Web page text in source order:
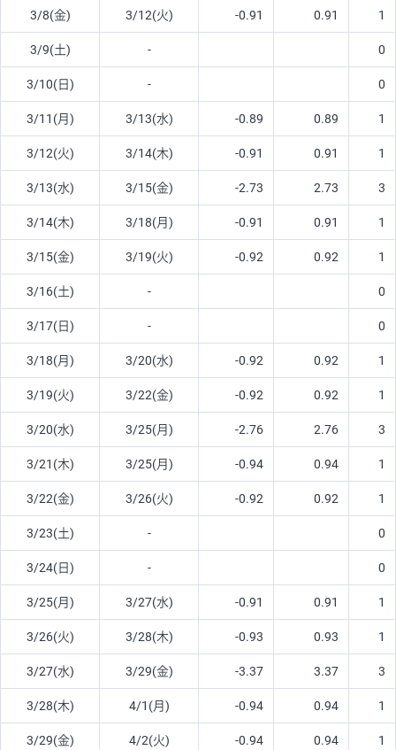
3/8(金) 3/12(火) -0.91 0.91 1
3/9(土) - 0
3/10(日) - 0
3/11(月) 3/13(水) -0.89 0.89 1
3/12(火) 3/14(木) -0.91 0.91 1
3/13(水) 3/15(金) -2.73 2.73 3
3/14(木) 3/18(月) -0.91 0.91 1
3/15(金) 3/19(火) -0.92 0.92 1
3/16(土) - 0
3/17(日) - 0
3/18(月) 3/20(水) -0.92 0.92 1
3/19(火) 3/22(金) -0.92 0.92 1
3/20(水) 3/25(月) -2.76 2.76 3
3/21(木) 3/25(月) -0.94 0.94 1
3/22(金) 3/26(火) -0.92 0.92 1
3/23(土) - 0
3/24(日) - 0
3/25(月) 3/27(水) -0.91 0.91 1
3/26(火) 3/28(木) -0.93 0.93 1
3/27(水) 3/29(金) -3.37 3.37 3
3/28(木) 4/1(月) -0.94 0.94 1
3/29(金) 4/2(火) -0.94 0.94 1